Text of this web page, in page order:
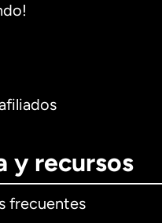
y recursos
frecuentes